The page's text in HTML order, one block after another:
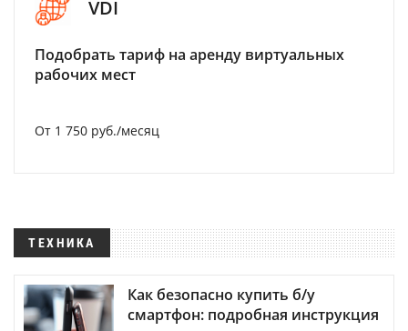
VDI
Подобрать тариф на аренду виртуальных
рабочих мест
От 1 750 руб./месяц
ТЕХНИКА
Как безопасно купить б/у
смартфон: подробная инструкция